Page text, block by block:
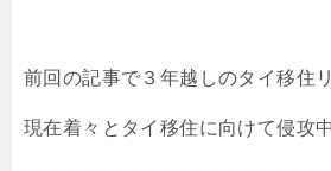
前回の記事で３年越しのタイ移住
現在着々とタイ移住に向けて侵攻中